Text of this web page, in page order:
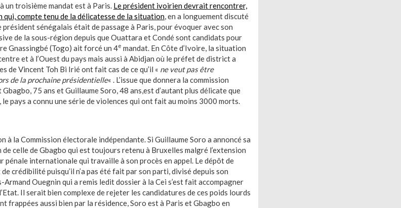
un troisième mandat est à Paris. Le président ivoirien devrait rencontrer,
qui, compte tenu de la délicatesse de la situation, en a longuement discuté
président sénégalais était de passage à Paris, pour évoquer avec son
de la sous-région depuis que Ouattara et Condé sont candidats pour
Gnassingbé (Togo) ait forcé un 4e mandat. En Côte d’Ivoire, la situation
et à l’Ouest du pays mais aussi à Abidjan où le préfet de district a
de Vincent Toh Bi Irié ont fait cas de ce qu’il « ne veut pas être
de la prochaine présidentielle« . L’issue que donnera la commission
75 ans et Guillaume Soro, 48 ans,est d’autant plus délicate que
pays a connu une série de violences qui ont fait au moins 3000 morts.
à la Commission électorale indépendante. Si Guillaume Soro a annoncé sa
de celle de Gbagbo qui est toujours retenu à Bruxelles malgré l’extension
pénale internationale qui travaille à son procès en appel. Le dépôt de
crédibilité puisqu’il n’a pas été fait par son parti, divisé depuis son
Ouegnin qui a remis ledit dossier à la Cei s’est fait accompagner
Il serait bien complexe de rejeter les candidatures de ces poids lourds
frappées aussi bien par la résidence, Soro est à Paris et Gbagbo en